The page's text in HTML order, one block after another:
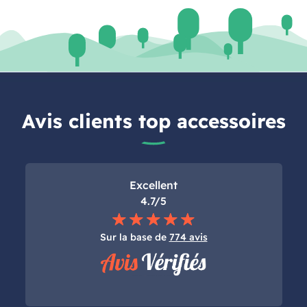
Avis clients top accessoires
Excellent
4.7/5
Sur la base de 774 avis